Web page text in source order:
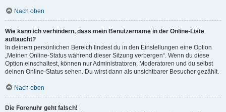
Nach oben
Wie kann ich verhindern, dass mein Benutzername in der Online-Liste
auftaucht?
In deinem persönlichen Bereich findest du in den Einstellungen eine Option
„Meinen Online-Status während dieser Sitzung verbergen“. Wenn du diese
Option einschaltest, können nur Administratoren, Moderatoren und du selbst
deinen Online-Status sehen. Du wirst dann als unsichtbarer Besucher gezählt.
Nach oben
Die Forenuhr geht falsch!